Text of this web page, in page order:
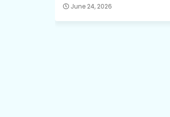
June 24, 2026